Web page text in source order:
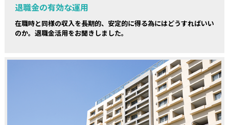
退職金の有効な運用
在職時と同様の収入を長期的、安定的に得る為にはどうすればいい
のか。退職金活用をお聞きしました。